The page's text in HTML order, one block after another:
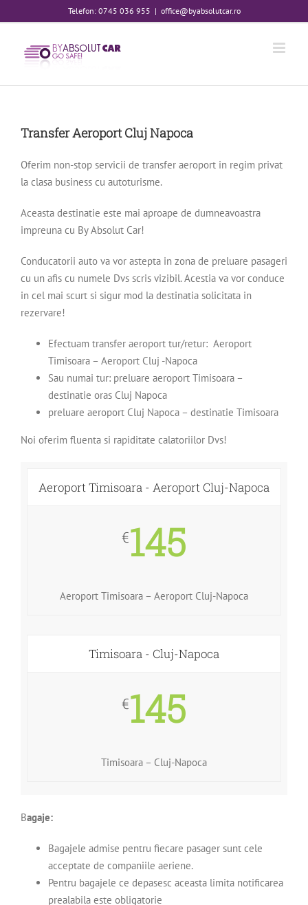
to
content
Telefon: 0745 036 955 | office@byabsolutcar.ro
Transfer Aeroport Cluj Napoca
Oferim non-stop servicii de transfer aeroport in regim privat
la clasa business cu autoturisme.
Aceasta destinatie este mai aproape de dumneavoastra
impreuna cu By Absolut Car!
Conducatorii auto va vor astepta in zona de preluare pasageri
cu un afis cu numele Dvs scris vizibil. Acestia va vor conduce
in cel mai scurt si sigur mod la destinatia solicitata in
rezervare!
Efectuam transfer aeroport tur/retur: Aeroport
Timisoara – Aeroport Cluj -Napoca
Sau numai tur: preluare aeroport Timisoara –
destinatie oras Cluj Napoca
preluare aeroport Cluj Napoca – destinatie Timisoara
Noi oferim fluenta si rapiditate calatoriilor Dvs!
Aeroport Timisoara - Aeroport Cluj-Napoca
€145
Aeroport Timisoara – Aeroport Cluj-Napoca
Timisoara - Cluj-Napoca
€145
Timisoara – Cluj-Napoca
Bagaje:
Bagajele admise pentru fiecare pasager sunt cele
acceptate de companiile aeriene.
Pentru bagajele ce depasesc aceasta limita notificarea
prealabila este obligatorie